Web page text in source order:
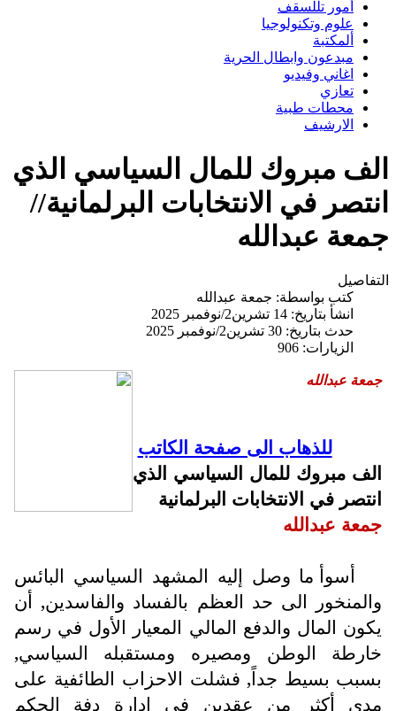
أمور تللسقف
علوم وتكنولوجيا
ألمكتبة
مبدعون وابطال الحرية
اغاني وفيديو
تعازي
محطات طبية
الارشيف
الف مبروك للمال السياسي الذي
انتصر في الانتخابات البرلمانية//
جمعة عبدالله
التفاصيل
كتب بواسطة: جمعة عبدالله
انشأ بتاريخ: 14 تشرين2/نوفمبر 2025
حدث بتاريخ: 30 تشرين2/نوفمبر 2025
الزيارات: 906
جمعة عبدالله
للذهاب الى صفحة الكاتب
الف مبروك للمال السياسي الذي
انتصر في الانتخابات البرلمانية
جمعة عبدالله
أسوأ ما وصل إليه المشهد السياسي البائس
والمنخور الى حد العظم بالفساد والفاسدين, أن
يكون المال والدفع المالي المعيار الأول في رسم
خارطة الوطن ومصيره ومستقبله السياسي,
بسبب بسيط جداً, فشلت الاحزاب الطائفية على
مدى أكثر من عقدين في ادارة دفة الحكم